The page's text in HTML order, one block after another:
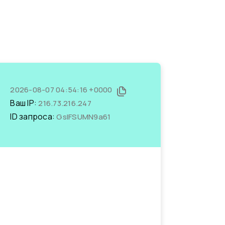
2026-08-07 04:54:16 +0000
Ваш IP:216.73.216.247
ID запроса:GsIFSUMN9a61